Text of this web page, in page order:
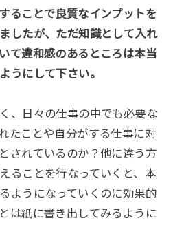
ることで良質なインプットを
したが、ただ知識として入れ
て違和感のあるところは本当
うにして下さい。
、日々の仕事の中でも必要な
たことや自分がする仕事に対
されているのか？他に違う方
ることを行なっていくと、本
ようになっていくのに効果的
は紙に書き出してみるように